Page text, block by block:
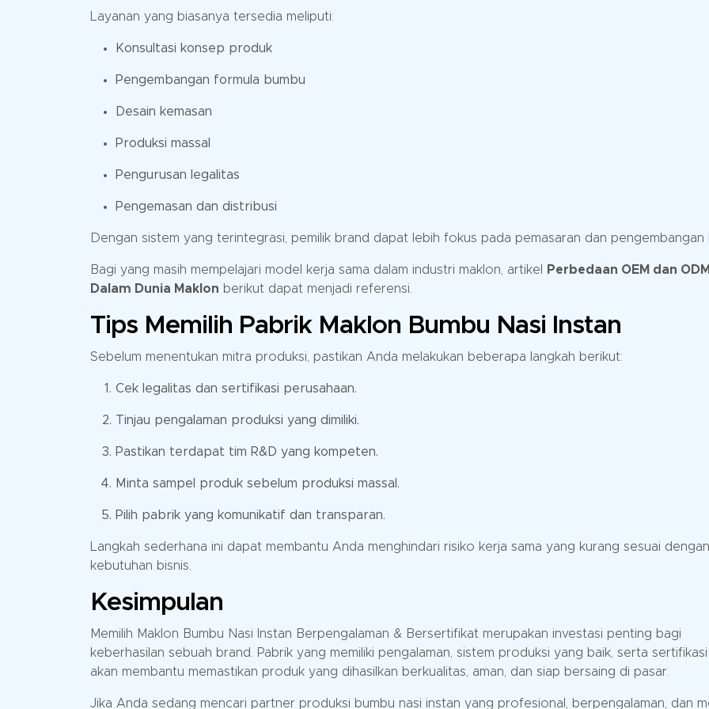
Layanan yang biasanya tersedia meliputi:
Konsultasi konsep produk
Pengembangan formula bumbu
Desain kemasan
Produksi massal
Pengurusan legalitas
Pengemasan dan distribusi
Dengan sistem yang terintegrasi, pemilik brand dapat lebih fokus pada pemasaran dan pengembangan
Bagi yang masih mempelajari model kerja sama dalam industri maklon, artikel
Perbedaan OEM dan ODM
Dalam Dunia Maklon berikut dapat menjadi referensi.
Tips Memilih Pabrik Maklon Bumbu Nasi Instan
Sebelum menentukan mitra produksi, pastikan Anda melakukan beberapa langkah berikut:
Cek legalitas dan sertifikasi perusahaan.
Tinjau pengalaman produksi yang dimiliki.
Pastikan terdapat tim R&D yang kompeten.
Minta sampel produk sebelum produksi massal.
Pilih pabrik yang komunikatif dan transparan.
Langkah sederhana ini dapat membantu Anda menghindari risiko kerja sama yang kurang sesuai dengan
kebutuhan bisnis.
Kesimpulan
Memilih Maklon Bumbu Nasi Instan Berpengalaman & Bersertifikat merupakan investasi penting bagi
keberhasilan sebuah brand. Pabrik yang memiliki pengalaman, sistem produksi yang baik, serta
akan membantu memastikan produk yang dihasilkan berkualitas, aman, dan siap bersaing di pasar.
Jika Anda sedang mencari partner produksi bumbu nasi instan yang profesional, berpengalaman, dan